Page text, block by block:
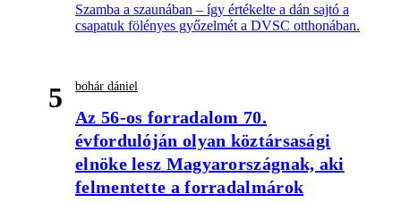
Szamba a szaunában – így értékelte a dán sajtó a
csapatuk fölényes győzelmét a DVSC otthonában.
5 bohár dániel
Az 56-os forradalom 70.
évfordulóján olyan köztársasági
elnöke lesz Magyarországnak, aki
felmentette a forradalmárok